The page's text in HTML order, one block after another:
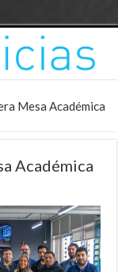
Mesa Académica
Académica